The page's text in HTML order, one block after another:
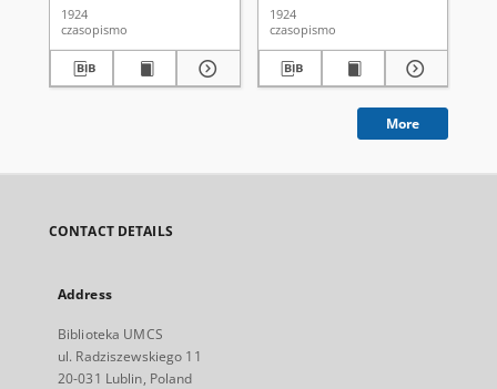
1924
czasopismo
1924
czasopismo
More
CONTACT DETAILS
Address
Biblioteka UMCS
ul. Radziszewskiego 11
20-031 Lublin, Poland